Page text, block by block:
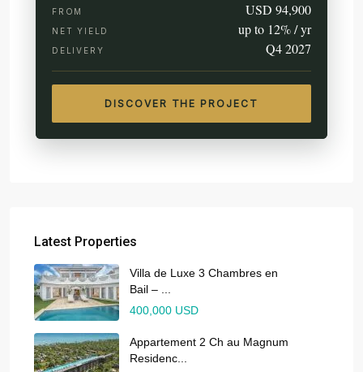
FROM USD 94,900
NET YIELD up to 12% / yr
DELIVERY Q4 2027
DISCOVER THE PROJECT
Latest Properties
Villa de Luxe 3 Chambres en
Bail – ...
400,000 USD
Appartement 2 Ch au Magnum
Residenc...